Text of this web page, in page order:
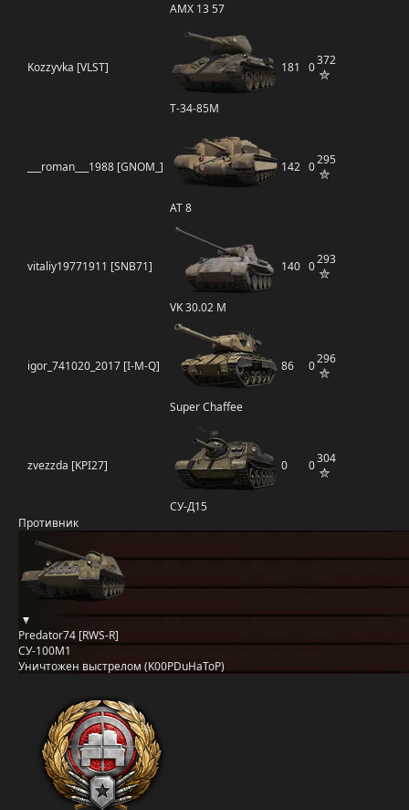
AMX 13 57
Kozzyvka [VLST]
Т-34-85М
181 0372
___roman___1988 [GNOM_]
AT 8
142 0295
vitaliy19771911 [SNB71]
VK 30.02 M
140 0293
igor_741020_2017 [I-M-Q]
Super Chaffee
86 0296
zvezzda [KPI27]
СУ-Д15
0 0304
Противник
Predator74 [RWS-R]
СУ-100М1
Уничтожен выстрелом (K00PDuHaToP)